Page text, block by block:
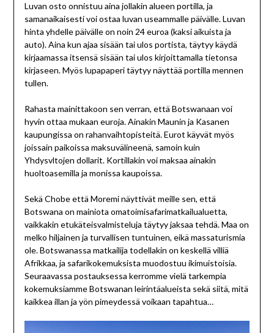
Luvan osto onnistuu aina jollakin alueen portilla, ja
samanaikaisesti voi ostaa luvan useammalle päivälle. Luvan
hinta yhdelle päivälle on noin 24 euroa (kaksi aikuista ja
auto). Aina kun ajaa sisään tai ulos portista, täytyy käydä
kirjaamassa itsensä sisään tai ulos kirjoittamalla tietonsa
kirjaseen. Myös lupapaperi täytyy näyttää portilla mennen
tullen.
Rahasta mainittakoon sen verran, että Botswanaan voi
hyvin ottaa mukaan euroja. Ainakin Maunin ja Kasanen
kaupungissa on rahanvaihtopisteitä. Eurot käyvät myös
joissain paikoissa maksuvälineenä, samoin kuin
Yhdysvltojen dollarit. Kortillakin voi maksaa ainakin
huoltoasemilla ja monissa kaupoissa.
Sekä Chobe että Moremi näyttivät meille sen, että
Botswana on mainiota omatoimisafarimatkailualuetta,
vaikkakin etukäteisvalmisteluja täytyy jaksaa tehdä. Maa on
melko hiljainen ja turvallisen tuntuinen, eikä massaturismia
ole. Botswanassa matkailija todellakin on keskellä villiä
Afrikkaa, ja safarikokemuksista muodostuu ikimuistoisia.
Seuraavassa postauksessa kerromme vielä tarkempia
kokemuksiamme Botswanan leirintäalueista sekä siitä, mitä
kaikkea illan ja yön pimeydessä voikaan tapahtua…